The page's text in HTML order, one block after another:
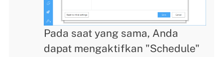
Pada saat yang sama, Anda
dapat mengaktifkan "Schedule"